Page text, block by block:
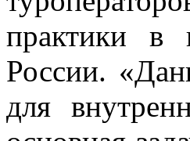
практики в
России.
для